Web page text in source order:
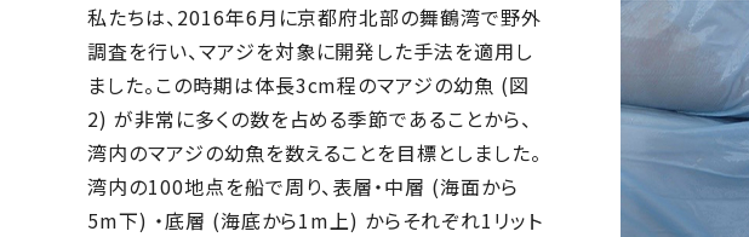
私たちは、2016年6月に京都府北部の舞鶴湾で野外
調査を行い、マアジを対象に開発した手法を適用し
ました。この時期は体長3cm程のマアジの幼魚 (図
2) が非常に多くの数を占める季節であることから、
湾内のマアジの幼魚を数えることを目標としました。
湾内の100地点を船で周り、表層・中層 (海面から
5m下) ・底層 (海底から1m上) からそれぞれ1リット